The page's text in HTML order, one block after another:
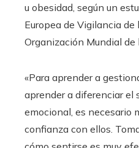
u obesidad, según un
Europea de Vigilancia
Organización Mundial de
«Para aprender a
aprender a diferenciar el
emocional, es necesario
confianza con ellos.